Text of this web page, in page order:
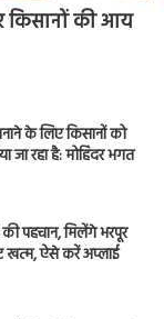
किसानों की आय
के लिए किसानों को
जा रहा है: मोहिंदर भगत
पहचान, मिलेंगे भरपूर
खत्म, ऐसे करें अप्लाई